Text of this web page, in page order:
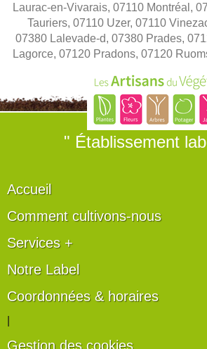
Laurac-en-Vivarais, 07110 Montréal,
Tauriers, 07110 Uzer, 07110
07380 Lalevade-d, 07380 Prades,
Lagorce, 07120 Pradons, 07120
" Établissement
Accueil
Comment cultivons-nous
Services +
Notre Label
Coordonnées & horaires
Gestion des cookies